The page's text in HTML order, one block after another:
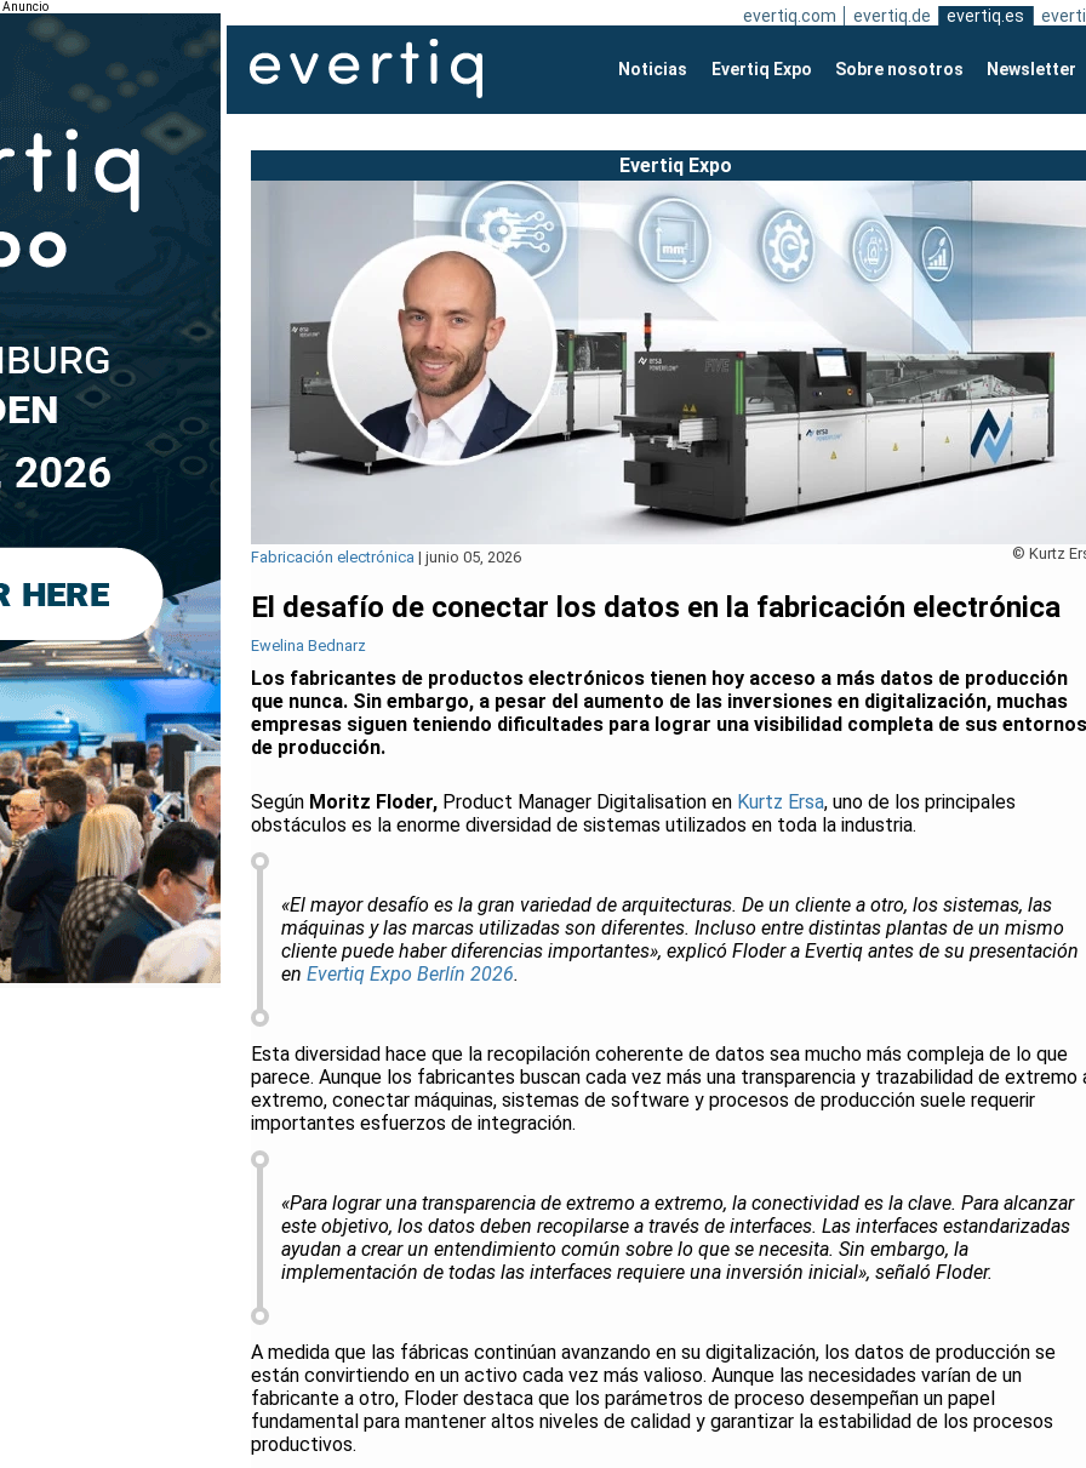
Anuncio evertiq.com evertiq.de evertiq.es
Noticias Evertiq Expo Sobre nosotros Newsletter
© Kurtz
Fabricación electrónica | junio 05, 2026
El desafío de conectar los datos en la fabricación electrónica
Ewelina Bednarz
Los fabricantes de productos electrónicos tienen hoy acceso a más datos de producción
que nunca. Sin embargo, a pesar del aumento de las inversiones en digitalización, muchas
empresas siguen teniendo dificultades para lograr una visibilidad completa de sus entornos
de producción.
Según Moritz Floder, Product Manager Digitalisation en Kurtz Ersa, uno de los principales
obstáculos es la enorme diversidad de sistemas utilizados en toda la industria.
«El mayor desafío es la gran variedad de arquitecturas. De un cliente a otro, los sistemas, las
máquinas y las marcas utilizadas son diferentes. Incluso entre distintas plantas de un mismo
cliente puede haber diferencias importantes», explicó Floder a Evertiq antes de su presentación
en Evertiq Expo Berlín 2026.
Esta diversidad hace que la recopilación coherente de datos sea mucho más compleja de lo que
parece. Aunque los fabricantes buscan cada vez más una transparencia y trazabilidad de extremo
extremo, conectar máquinas, sistemas de software y procesos de producción suele requerir
importantes esfuerzos de integración.
«Para lograr una transparencia de extremo a extremo, la conectividad es la clave. Para alcanzar
este objetivo, los datos deben recopilarse a través de interfaces. Las interfaces estandarizadas
ayudan a crear un entendimiento común sobre lo que se necesita. Sin embargo, la
implementación de todas las interfaces requiere una inversión inicial», señaló Floder.
A medida que las fábricas continúan avanzando en su digitalización, los datos de producción se
están convirtiendo en un activo cada vez más valioso. Aunque las necesidades varían de un
fabricante a otro, Floder destaca que los parámetros de proceso desempeñan un papel
fundamental para mantener altos niveles de calidad y garantizar la estabilidad de los procesos
productivos.